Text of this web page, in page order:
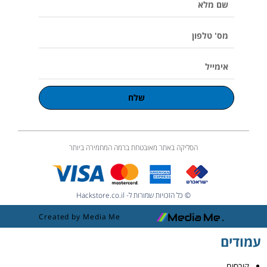
m
שלח
הסליקה באתר מאובטחת ברמה המחמירה ביותר
© כל הזכויות שמורות ל- Hackstore.co.il
Created by Media Me
עמודים